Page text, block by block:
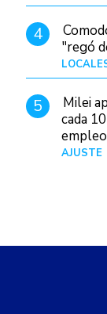
4
"regó
5
Milei
cada
AJUSTE